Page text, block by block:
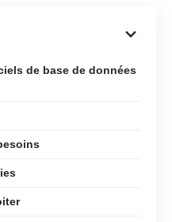
de base de données